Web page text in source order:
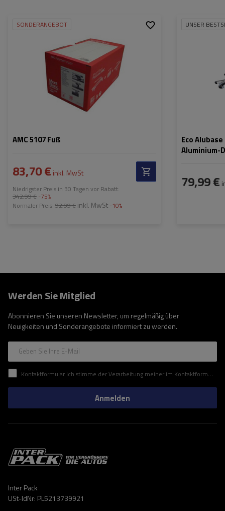
SONDERANGEBOT
AMC 5107 Fuß
83,70 € inkl. MwSt
Niedrigster Preis in 30 Tagen vor Rabatt:
342,99 € -75%
Normaler Preis: 92,99 € inkl. MwSt -10%
UNSER
Eco
Aluminium-
79,99 €
Werden Sie Mitglied
Abonnieren Sie unseren Newsletter, um regelmäßig über
Neuigkeiten und Sonderangebote informiert zu werden.
Geben Sie Ihre E-Mail
Kontaktformular Ich stimme der Verarbeitung meiner im Kontaktformular enthaltenen personenbezogenen Daten gemäß der Verordnung (EU) des Europäischen Parlaments und des Rates zu.
Anmelden
Inter Pack
USt-IdNr: PL5213739921